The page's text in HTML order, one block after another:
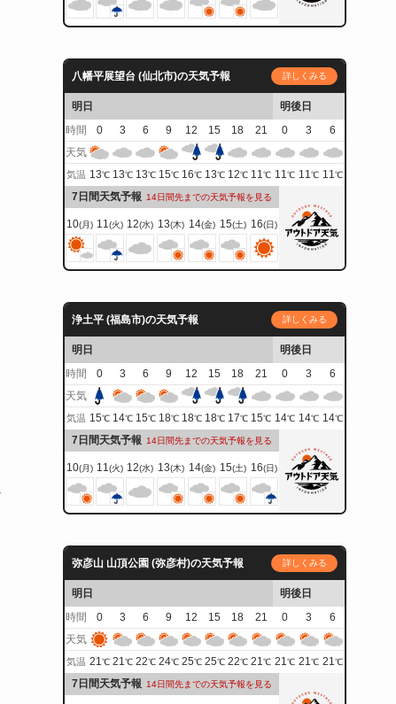
八幡平展望台 (仙北市)の天気予報 詳しくみる
明日
明後日
時間
0 3 6 9 12 15 18 21 0 3
6
天気
気温 13℃ 13℃ 13℃ 15℃ 16℃ 13℃ 12℃ 11℃ 11℃ 11℃ 11℃
7日間天気予報 14日間先までの天気予報を見る
10(月) 11(火) 12(水) 13(木) 14(金) 15(土) 16(日)
浄土平 (福島市)の天気予報 詳しくみる
明日
明後日
時間
0 3 6 9 12 15 18 21 0 3
6
天気
気温 15℃ 14℃ 15℃ 18℃ 18℃ 18℃ 17℃ 15℃ 14℃ 14℃ 14℃
7日間天気予報 14日間先までの天気予報を見る
10(月) 11(火) 12(水) 13(木) 14(金) 15(土) 16(日)
弥彦山 山頂公園 (弥彦村)の天気予報 詳しくみる
明日
明後日
時間
0 3 6 9 12 15 18 21 0 3
6
天気
気温 21℃ 21℃ 22℃ 24℃ 25℃ 25℃ 22℃ 21℃ 21℃ 21℃ 21℃
7日間天気予報 14日間先までの天気予報を見る